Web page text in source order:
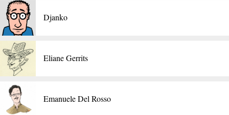
Djanko
Eliane Gerrits
Emanuele Del Rosso